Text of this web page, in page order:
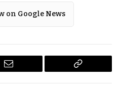
on Google News
Email
Copy